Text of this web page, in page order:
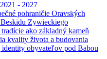
- 2027
pohraničie Oravských
Zywieckiego
ako základný kameň
kvality života a budovania
identity obyvateľov pod Babou